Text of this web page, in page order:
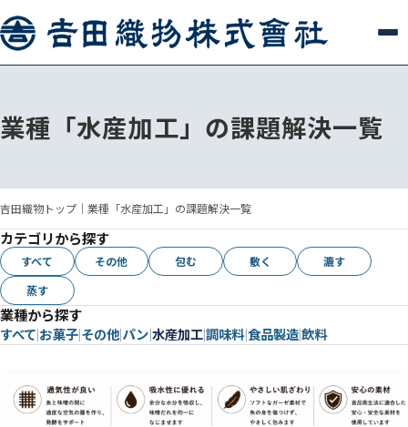
業種「水産加工」の課題解決一覧
吉田織物トップ 業種「水産加工」の課題解決一覧
カテゴリから探す
すべて その他 包む 敷く
漉す
蒸す
業種から探す
すべて お菓子その他パン水産加工調味料食品製造飲料